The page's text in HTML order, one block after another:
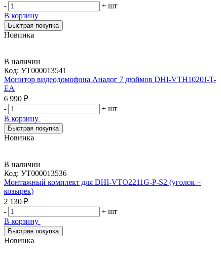
- + шт
В корзину
Быстрая покупка
Новинка
В наличии
Код: УТ000013541
Монитор видеодомофона Аналог 7 дюймов DHI-VTH1020J-T-
EA
6 990 ₽
-
+ шт
В корзину
Быстрая покупка
Новинка
В наличии
Код: УТ000013536
Монтажный комплект для DHI-VTO2211G-P-S2 (уголок +
козырек)
2 130 ₽
-
+ шт
В корзину
Быстрая покупка
Новинка